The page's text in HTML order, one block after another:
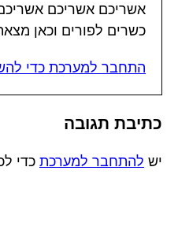
אשריכם אשריכם אשריכם
כשרים לפורים וכאן
התחבר למערכת כדי
כתיבת תגובה
יש להתחבר למערכת כדי